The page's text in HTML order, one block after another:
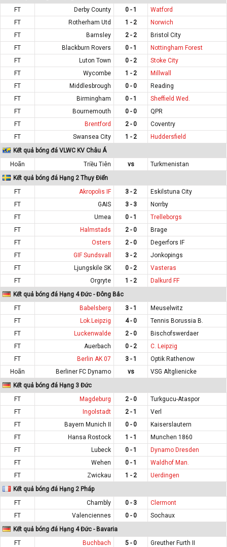
FT
Derby County 0 - 1
Watford
FT
Rotherham Utd 1 - 2
Norwich
FT
Barnsley 2 - 2
Bristol City
FT
Blackburn Rovers 0 - 1
Nottingham Forest
FT
Luton Town 0 - 2
Stoke City
FT
Wycombe 1 - 2
Millwall
FT
Middlesbrough 0 - 0
Reading
FT
Birmingham 0 - 1
Sheffield Wed.
FT
Bournemouth 0 - 0
QPR
FT
Brentford 2 - 0
Coventry
FT
Swansea City 1 - 2
Huddersfield
Kết quả bóng đá VLWC KV Châu Á
Hoãn
Triều Tiên vs
Turkmenistan
Kết quả bóng đá Hạng 2 Thụy Điển
FT
Akropolis IF 3 - 2
Eskilstuna City
FT
GAIS 3 - 3
Norrby
FT
Umea 0 - 1
Trelleborgs
FT
Halmstads 2 - 0
Brage
FT
Osters 2 - 0
Degerfors IF
FT
GIF Sundsvall 3 - 2
Jonkopings
FT
Ljungskile SK 0 - 2
Vasteras
FT
Orgryte 1 - 2
Dalkurd FF
Kết quả bóng đá Hạng 4 Đức - Đông Bắc
FT
Babelsberg 3 - 1
Meuselwitz
FT
Lok.Leipzig 4 - 0
Tennis Borussia B.
FT
Luckenwalde 2 - 0
Bischofswerdaer
FT
Auerbach 0 - 2
C. Leipzig
FT
Berlin AK 07 3 - 1
Optik Rathenow
Hoãn
Berliner FC Dynamo vs
VSG Altglienicke
Kết quả bóng đá Hạng 3 Đức
FT
Magdeburg 2 - 0
Turkgucu-Ataspor
FT
Ingolstadt 2 - 1
Verl
FT
Bayern Munich II 0 - 0
Kaiserslautern
FT
Hansa Rostock 1 - 1
Munchen 1860
FT
Lubeck 0 - 1
Dynamo Dresden
FT
Wehen 0 - 1
Waldhof Man.
FT
Zwickau 1 - 2
Uerdingen
Kết quả bóng đá Hạng 2 Pháp
FT
Chambly 0 - 3
Clermont
FT
Valenciennes 0 - 0
Sochaux
Kết quả bóng đá Hạng 4 Đức - Bavaria
FT
Buchbach 5 - 0
Greuther Furth II